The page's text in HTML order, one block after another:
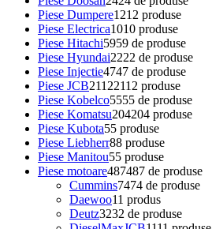
Piese Dumpere1212 produse
Piese Electrica1010 produse
Piese Hitachi5959 de produse
Piese Hyundai2222 de produse
Piese Injectie4747 de produse
Piese JCB21122112 produse
Piese Kobelco5555 de produse
Piese Komatsu204204 produse
Piese Kubota55 produse
Piese Liebherr88 produse
Piese Manitou55 produse
Piese motoare487487 de produse
Cummins7474 de produse
Daewoo11 produs
Deutz3232 de produse